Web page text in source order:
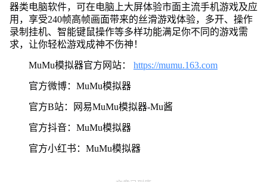
器类电脑软件，可在电脑上大屏体验市面主流手机游戏及应
用，享受240帧高帧画面带来的丝滑游戏体验，多开、操作
录制挂机、智能键鼠操作等多样功能满足你不同的游戏需
求，让你轻松游戏成神不伤神！
MuMu模拟器官方网站： https://mumu.163.com
官方微博：MuMu模拟器
官方B站：网易MuMu模拟器-Mu酱
官方抖音：MuMu模拟器
官方小红书：MuMu模拟器